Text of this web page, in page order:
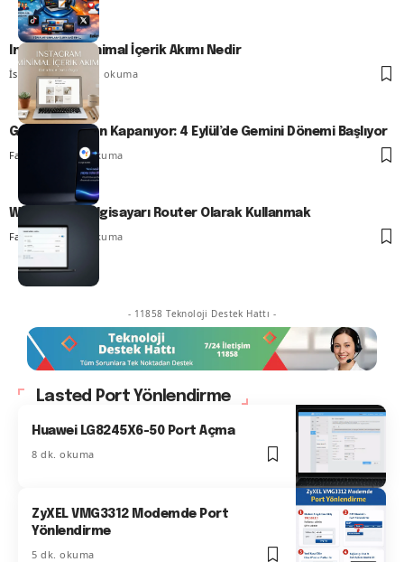
Instagram Minimal İçerik Akımı Nedir
İsmail YILDIZ7 dk. okuma
Google Asistan Kapanıyor: 4 Eylül’de Gemini Dönemi Başlıyor
Fatih ATEŞ 7 dk. okuma
Windows 11 Bilgisayarı Router Olarak Kullanmak
Fatih ATEŞ7 dk. okuma
- 11858 Teknoloji Destek Hattı -
Lasted Port Yönlendirme
Huawei LG8245X6-50 Port Açma
8 dk. okuma
ZyXEL VMG3312 Modemde Port
Yönlendirme
5 dk. okuma